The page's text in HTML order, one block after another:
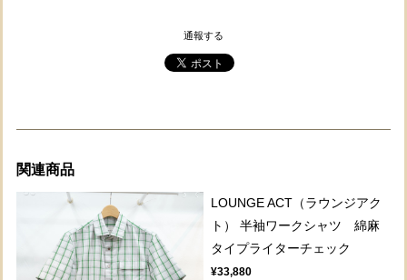
通報する
関連商品
LOUNGE ACT（ラウンジアク
ト） 半袖ワークシャツ 綿麻
タイプライターチェック
¥33,880